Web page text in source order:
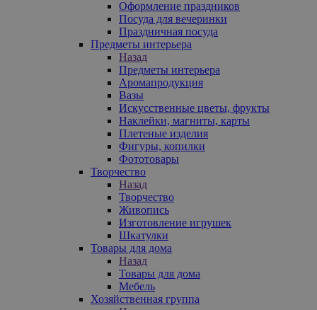
Оформление праздников
Посуда для вечеринки
Праздничная посуда
Предметы интерьера
Назад
Предметы интерьера
Аромапродукция
Вазы
Искусственные цветы, фрукты
Наклейки, магниты, карты
Плетеные изделия
Фигуры, копилки
Фототовары
Творчество
Назад
Творчество
Живопись
Изготовление игрушек
Шкатулки
Товары для дома
Назад
Товары для дома
Мебель
Хозяйственная группа